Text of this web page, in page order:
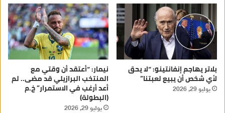
بلاتر يهاجم إنفانتينو: “لا يحق
لأي شخص أن يبيع لعبتنا”
يوليو 29, 2026
نيمار: “أعتقد أن وقتي مع
المنتخب البرازيلي قد مضى.. لم
أعد أرغب في الاستمرار” خ.م
(البطولة)
يوليو 29, 2026